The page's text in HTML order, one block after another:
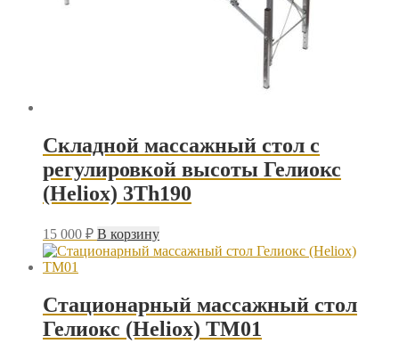
Складной массажный стол с
регулировкой высоты Гелиокс
(Heliox) 3Th190
15 000 ₽ В корзину
Стационарный массажный стол
Гелиокс (Heliox) ТМ01